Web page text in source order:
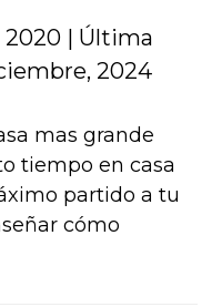
2020| Última
2024
tiempo en casa
partido a tu
cómo